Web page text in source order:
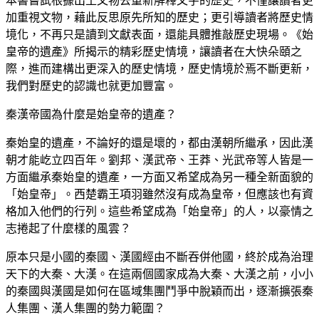
加重視文物，藉此反思原先所知的歷史；更引導讀者將歷史情
境化，不再只是讀到文獻表面，還能具體推敲歷史現場。《始
皇帝的遺產》所揭示的精彩歷史情境，讓讀者在大快朵頤之
際，進而建構出更深入的歷史情境，歷史情境於焉不斷更新，
我們對歷史的認識也就更加豐富。
秦漢帝國為什麼是始皇帝的遺產？
秦始皇的遺產，不論好的還是壞的，都由漢朝所繼承，因此漢
朝才能屹立四百年。劉邦、漢武帝、王莽、光武帝等人皆是一
方面繼承秦始皇的遺產，一方面又希望成為另一種全新面貌的
「始皇帝」。西楚霸王項羽雖然沒有成為皇帝，但應該也有資
格加入他們的行列。這些希望成為「始皇帝」的人，以豪情之
志捲起了什麼樣的風雲？
原本只是小國的秦國、漢國經由不斷吞併他國，終於成為治理
天下的大秦、大漢。在這兩個國家成為大秦、大漢之前，小小
的秦國與漢國是如何在區域集團鬥爭中脫穎而出，逐漸擴張秦
人集團、漢人集團的勢力範圍？